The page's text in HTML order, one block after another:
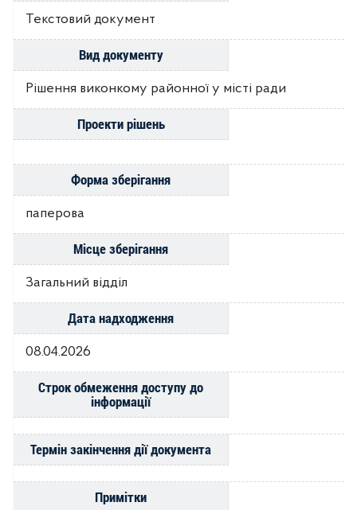
Текстовий документ
Вид документу
Рішення виконкому районної у місті ради
Проекти рішень
Форма зберігання
паперова
Місце зберігання
Загальний відділ
Дата надходження
08.04.2026
Строк обмеження доступу до
інформації
Термін закінчення дії документа
Примітки